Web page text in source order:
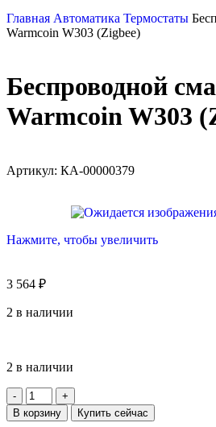
Главная Автоматика Термостаты
Warmcoin W303 (Zigbee)
Беспроводной
Warmcoin W303
Артикул: КА-00000379
Нажмите, чтобы увеличить
3 564 ₽
2 в наличии
2 в наличии
В корзину Купить сейчас